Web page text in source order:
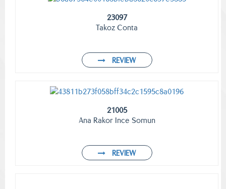
23097
Takoz Conta
REVIEW
21005
Ana Rakor Ince Somun
REVIEW